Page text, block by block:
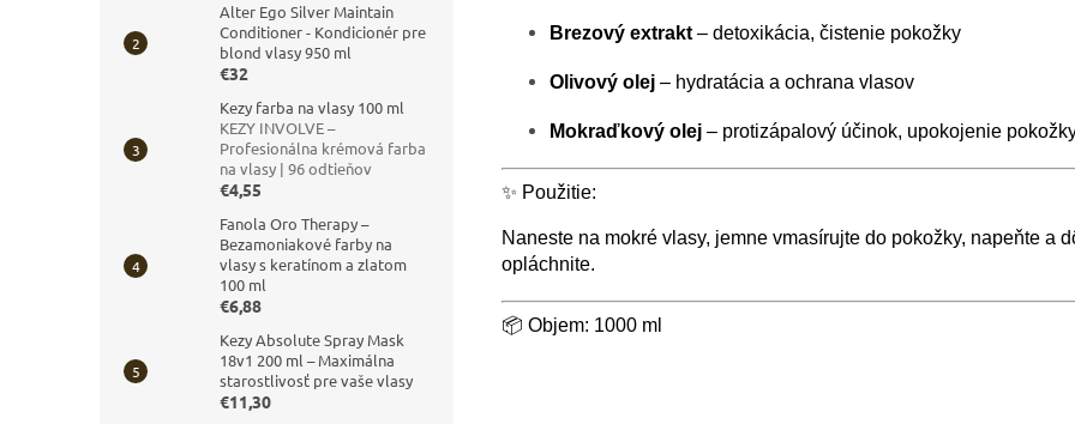
Alter Ego Silver Maintain
Conditioner - Kondicionér pre
blond vlasy 950 ml
€32
Kezy farba na vlasy 100 ml
KEZY INVOLVE –
Profesionálna krémová farba
na vlasy | 96 odtieňov
€4,55
Fanola Oro Therapy –
Bezamoniakové farby na
vlasy s keratínom a zlatom
100 ml
€6,88
Kezy Absolute Spray Mask
18v1 200 ml – Maximálna
starostlivosť pre vaše vlasy
€11,30
Brezový extrakt – detoxikácia, čistenie pokožky
Olivový olej – hydratácia a ochrana vlasov
Mokraďkový olej – protizápalový účinok, upokojenie
✨ Použitie:
Naneste na mokré vlasy, jemne vmasírujte do pokožky, napeňte a
opláchnite.
📦 Objem: 1000 ml